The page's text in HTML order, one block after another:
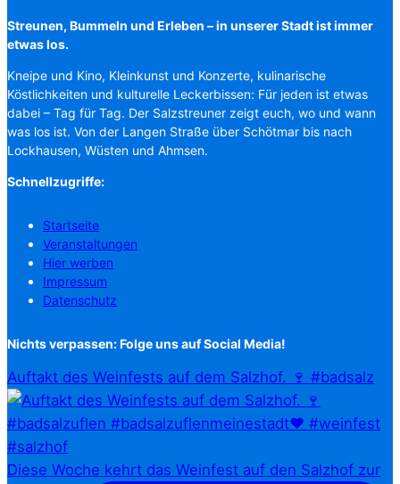
Streunen, Bummeln und Erleben – in unserer Stadt ist immer
etwas los.
Kneipe und Kino, Kleinkunst und Konzerte, kulinarische
Köstlichkeiten und kulturelle Leckerbissen: Für jeden ist etwas
dabei – Tag für Tag. Der Salzstreuner zeigt euch, wo und wann
was los ist. Von der Langen Straße über Schötmar bis nach
Lockhausen, Wüsten und Ahmsen.
Schnellzugriffe:
Startseite
Veranstaltungen
Hier werben
Impressum
Datenschutz
Nichts verpassen: Folge uns auf Social Media!
Auftakt des Weinfests auf dem Salzhof. 🍷 #badsalz
Diese Woche kehrt das Weinfest auf den Salzhof zur